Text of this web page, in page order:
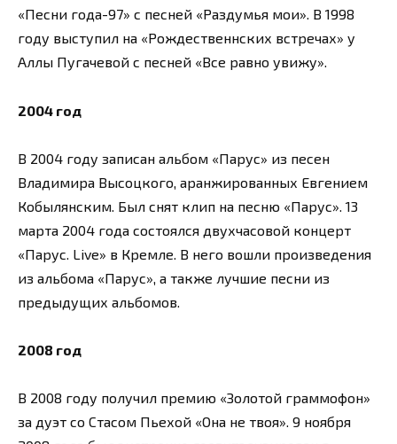
«Песни года-97» с песней «Раздумья мои». В 1998
году выступил на «Рождественнских встречах» у
Аллы Пугачевой с песней «Все равно увижу».
2004 год
В 2004 году записан альбом «Парус» из песен
Владимира Высоцкого, аранжированных Евгением
Кобылянским. Был снят клип на песню «Парус». 13
марта 2004 года состоялся двухчасовой концерт
«Парус. Live» в Кремле. В него вошли произведения
из альбома «Парус», а также лучшие песни из
предыдущих альбомов.
2008 год
В 2008 году получил премию «Золотой граммофон»
за дуэт со Стасом Пьехой «Она не твоя». 9 ноября